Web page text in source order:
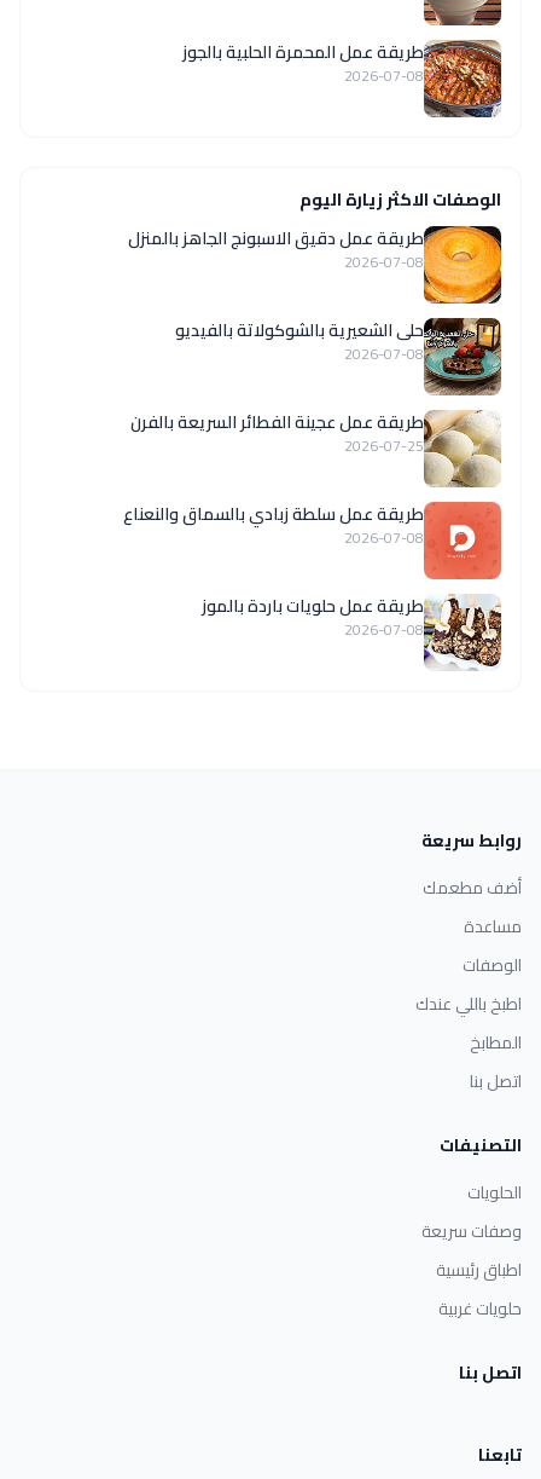
طريقة عمل المحمرة الحلبية بالجوز
2026-07-08
الوصفات الاكثر زيارة اليوم
طريقة عمل دقيق الاسبونج الجاهز بالمنزل
2026-07-08
حلى الشعيرية بالشوكولاتة بالفيديو
2026-07-08
طريقة عمل عجينة الفطائر السريعة بالفرن
2026-07-25
طريقة عمل سلطة زبادي بالسماق والنعناع
2026-07-08
طريقة عمل حلويات باردة بالموز
2026-07-08
روابط سريعة
أضف مطعمك
مساعدة
الوصفات
اطبخ باللي عندك
المطابخ
اتصل بنا
التصنيفات
الحلويات
وصفات سريعة
اطباق رئيسية
حلويات غربية
اتصل بنا
تابعنا